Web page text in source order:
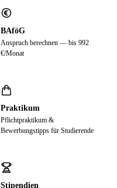
BAföG
Anspruch berechnen — bis 992
€/Monat
Praktikum
Pflichtpraktikum &
Bewerbungstipps für Studierende
Stipendien